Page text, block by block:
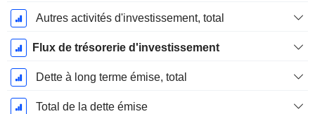
Autres activités d'investissement, total
Flux de trésorerie d'investissement
Dette à long terme émise, total
Total de la dette émise